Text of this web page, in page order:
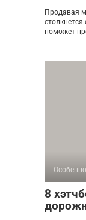
Продавая
поможет
8